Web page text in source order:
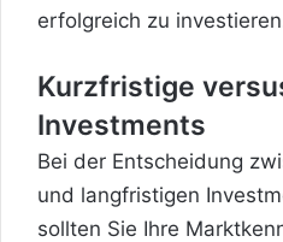
erfolgreich zu
Kurzfristige
Investments
Bei der Entscheidung
und langfristigen
sollten Sie Ihre